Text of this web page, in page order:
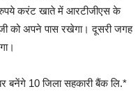
करंट खाते में आरटीजीएस के
को अपने पास रखेगा। दूसरी जगह
बनेंगे 10 जिला सहकारी बैंक लि.*